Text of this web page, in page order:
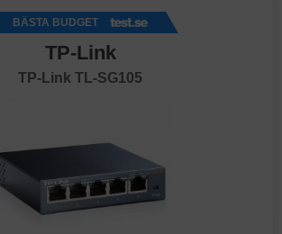
BÄSTA BUDGET
TP-Link
TP-Link TL-SG105